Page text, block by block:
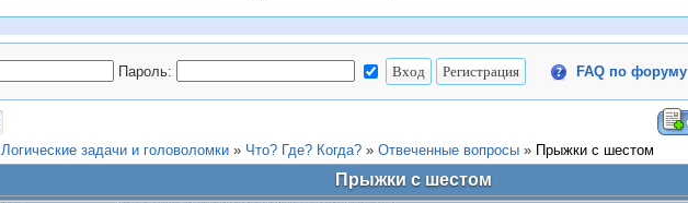
Пароль: FAQ по форуму
Логические задачи и головоломки » Что? Где? Когда? » Отвеченные вопросы » Прыжки с шестом
Прыжки с шестом